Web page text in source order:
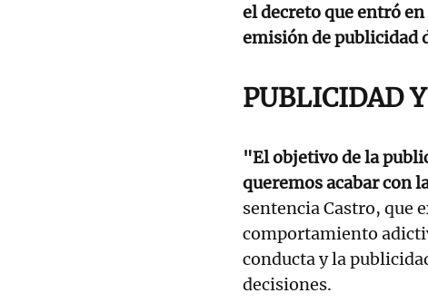
el decreto que entró
emisión de publicidad
PUBLICIDAD
"El objetivo de la
queremos acabar con
sentencia Castro, que
comportamiento
conducta y la
decisiones.